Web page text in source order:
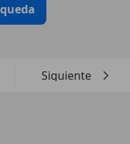
Siguiente